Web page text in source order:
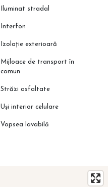
Iluminat stradal
Interfon
Izolație exterioară
Mijloace de transport în
comun
Străzi asfaltate
Uși interior celulare
Vopsea lavabilă